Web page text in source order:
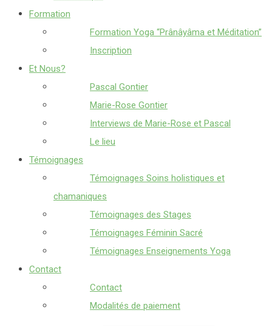
Formation
Formation Yoga “Prânâyâma et Méditation”
Inscription
Et Nous?
Pascal Gontier
Marie-Rose Gontier
Interviews de Marie-Rose et Pascal
Le lieu
Témoignages
Témoignages Soins holistiques et
chamaniques
Témoignages des Stages
Témoignages Féminin Sacré
Témoignages Enseignements Yoga
Contact
Contact
Modalités de paiement